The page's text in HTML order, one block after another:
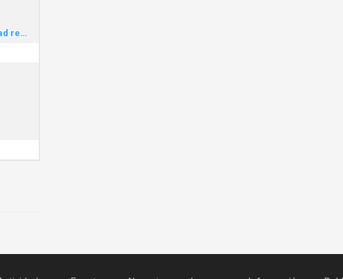
Adaptado para personas con movilidad reducida